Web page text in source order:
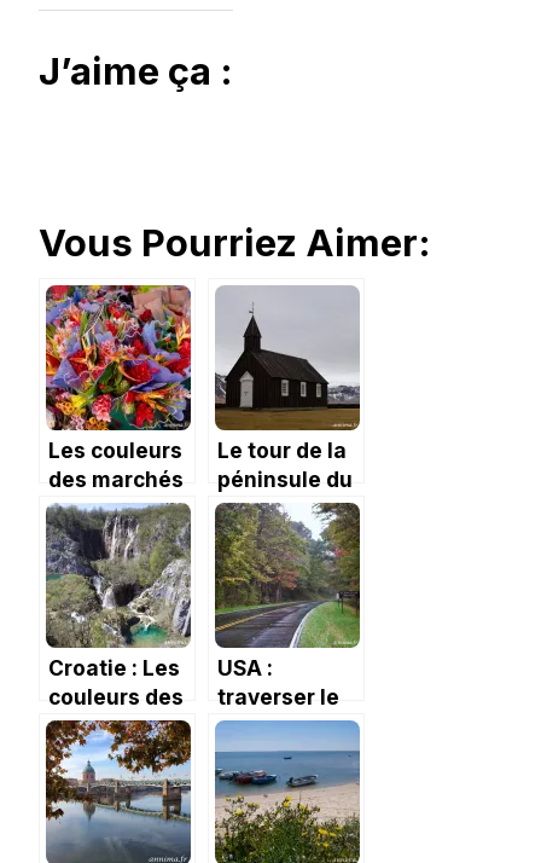
J’aime ça :
Vous Pourriez Aimer:
Les couleurs
des marchés
réunionnais.
Le tour de la
péninsule du
Snaefellsness
et la
cantatrice
islandaise.
Croatie : Les
couleurs des
lacs de
Plitvice
USA :
traverser le
Parc National
du
Shenandoah
et croiser un
ours.